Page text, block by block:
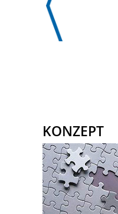
KONZEPT